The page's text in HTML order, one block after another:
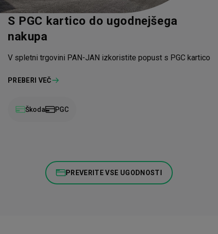
S PGC kartico do ugodnejšega
nakupa
V spletni trgovini PAN-JAN izkoristite popust s PGC kartico
PREBERI VEČ
Škoda PGC
PREVERITE VSE UGODNOSTI